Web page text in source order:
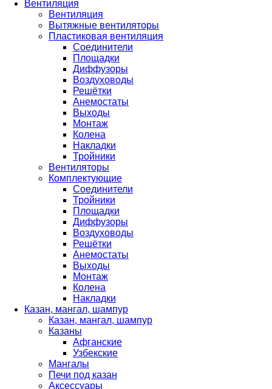
Вентиляция
Вентиляция
Вытяжные вентиляторы
Пластиковая вентиляция
Соединители
Площадки
Диффузоры
Воздуховоды
Решётки
Анемостаты
Выходы
Монтаж
Колена
Накладки
Тройники
Вентиляторы
Комплектующие
Соединители
Тройники
Площадки
Диффузоры
Воздуховоды
Решётки
Анемостаты
Выходы
Монтаж
Колена
Накладки
Казан, мангал, шампур
Казан, мангал, шампур
Казаны
Афганские
Узбекские
Мангалы
Печи под казан
Аксессуары